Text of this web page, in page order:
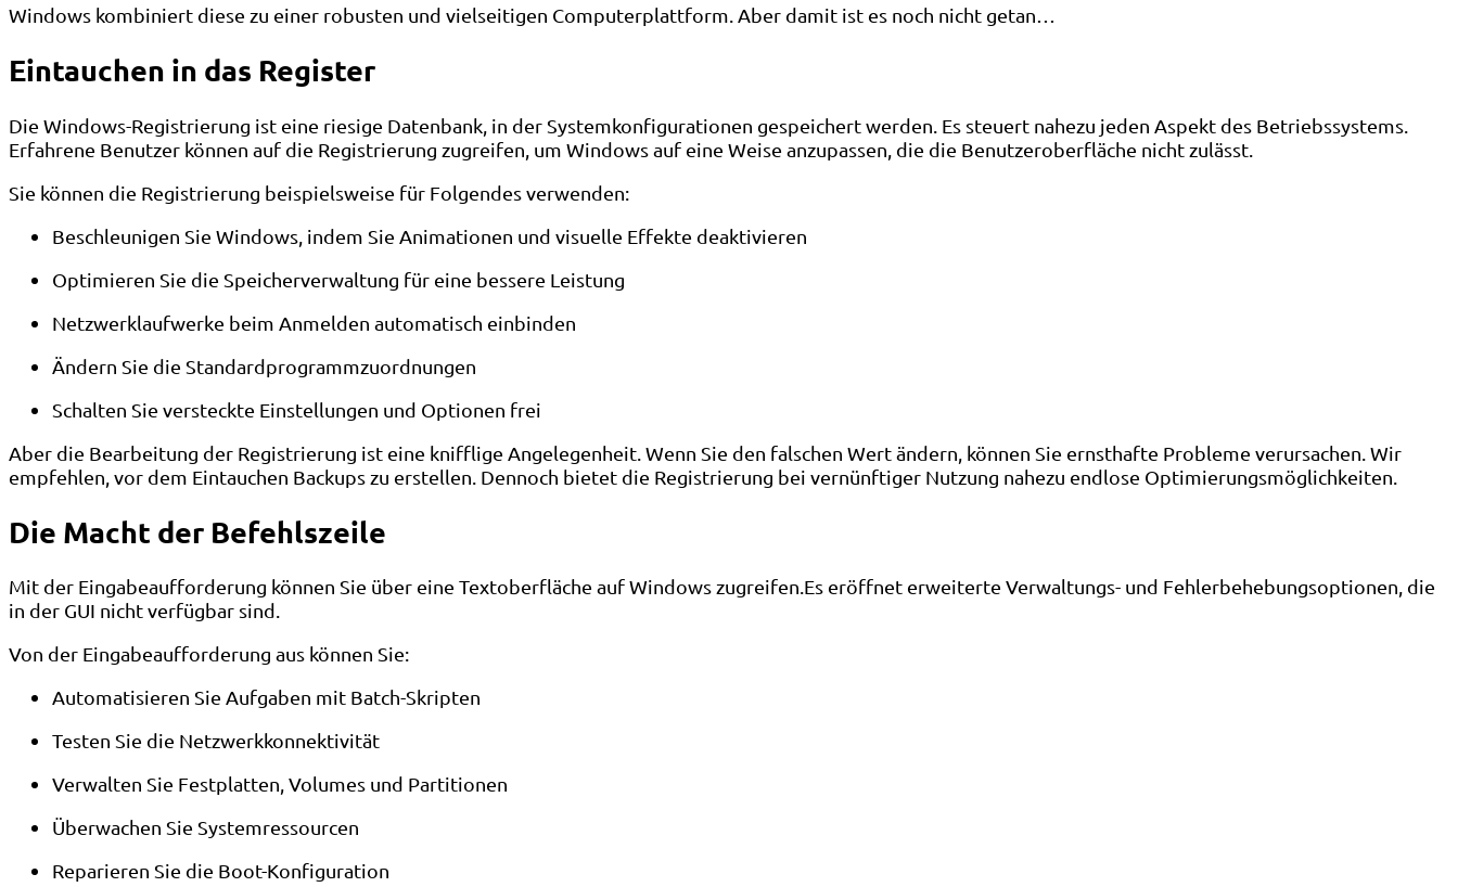
Windows kombiniert diese zu einer robusten und vielseitigen Computerplattform. Aber damit ist es noch nicht getan…
Eintauchen in das Register
Die Windows-Registrierung ist eine riesige Datenbank, in der Systemkonfigurationen gespeichert werden. Es steuert nahezu jeden Aspekt des Betriebssystems.
Erfahrene Benutzer können auf die Registrierung zugreifen, um Windows auf eine Weise anzupassen, die die Benutzeroberfläche nicht zulässt.
Sie können die Registrierung beispielsweise für Folgendes verwenden:
Beschleunigen Sie Windows, indem Sie Animationen und visuelle Effekte deaktivieren
Optimieren Sie die Speicherverwaltung für eine bessere Leistung
Netzwerklaufwerke beim Anmelden automatisch einbinden
Ändern Sie die Standardprogrammzuordnungen
Schalten Sie versteckte Einstellungen und Optionen frei
Aber die Bearbeitung der Registrierung ist eine knifflige Angelegenheit. Wenn Sie den falschen Wert ändern, können Sie ernsthafte Probleme verursachen. Wir
empfehlen, vor dem Eintauchen Backups zu erstellen. Dennoch bietet die Registrierung bei vernünftiger Nutzung nahezu endlose Optimierungsmöglichkeiten.
Die Macht der Befehlszeile
Mit der Eingabeaufforderung können Sie über eine Textoberfläche auf Windows zugreifen.Es eröffnet erweiterte Verwaltungs- und Fehlerbehebungsoptionen, die
in der GUI nicht verfügbar sind.
Von der Eingabeaufforderung aus können Sie:
Automatisieren Sie Aufgaben mit Batch-Skripten
Testen Sie die Netzwerkkonnektivität
Verwalten Sie Festplatten, Volumes und Partitionen
Überwachen Sie Systemressourcen
Reparieren Sie die Boot-Konfiguration